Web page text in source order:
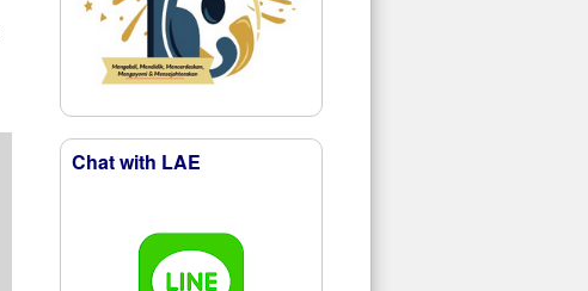
Chat with LAE